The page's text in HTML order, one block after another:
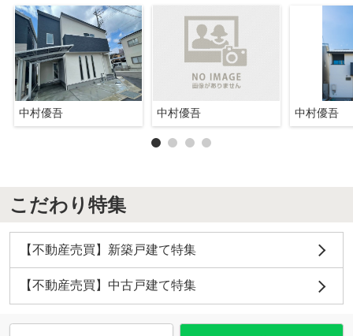
中村優吾 中村優吾 中村優吾
こだわり特集
【不動産売買】新築戸建て特集
【不動産売買】中古戸建て特集